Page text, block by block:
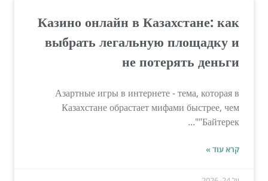
Казино онлайн в Казахстане: как
выбрать легальную площадку и
не потерять деньги
Азартные игры в интернете - тема, которая в
Казахстане обрастает мифами быстрее, чем
"Байтерек"...
קרא עוד »